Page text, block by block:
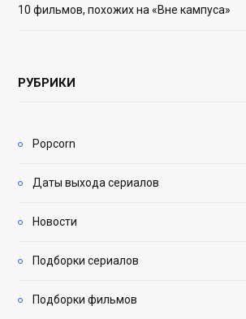
10 фильмов, похожих на «Вне кампуса»
РУБРИКИ
Popcorn
Даты выхода сериалов
Новости
Подборки сериалов
Подборки фильмов